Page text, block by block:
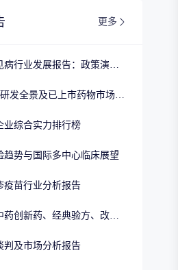
更多
2025全球罕见病行业发展报告：政策演进、市场趋势与领先企业布局
IgA肾病药物研发全景及已上市药物市场竞争格局报告
业综合实力排行榜
趋势与国际多中心临床展望
疫苗行业分析报告
数据透视：中药创新药、经典验方、改良型新药、同名同方的申报、获批、销售情况
判及市场分析报告